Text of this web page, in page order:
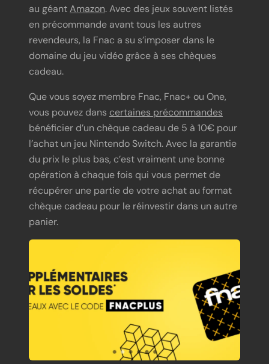
au géantAmazon. Avec des jeux souvent listés
en précommande avant tous les autres
revendeurs, la Fnac a su s’imposer dans le
domaine du jeu vidéo grâce à ses chèques
cadeau.
Que vous soyez membre Fnac, Fnac+ ou One,
vous pouvez dans certaines précommandes
bénéficier d’un chèque cadeau de 5 à 10€ pour
l’achat un jeu Nintendo Switch. Avec la garantie
du prix le plus bas, c’est vraiment une bonne
opération à chaque fois qui vous permet de
récupérer une partie de votre achat au format
chèque cadeau pour le réinvestir dans un autre
panier.